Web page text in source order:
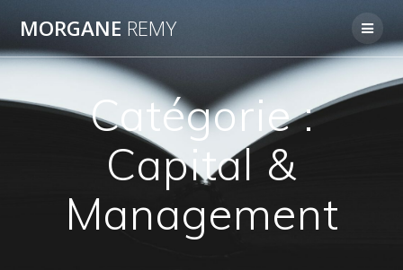
MORGANE REMY
Catégorie :
Capital &
Management